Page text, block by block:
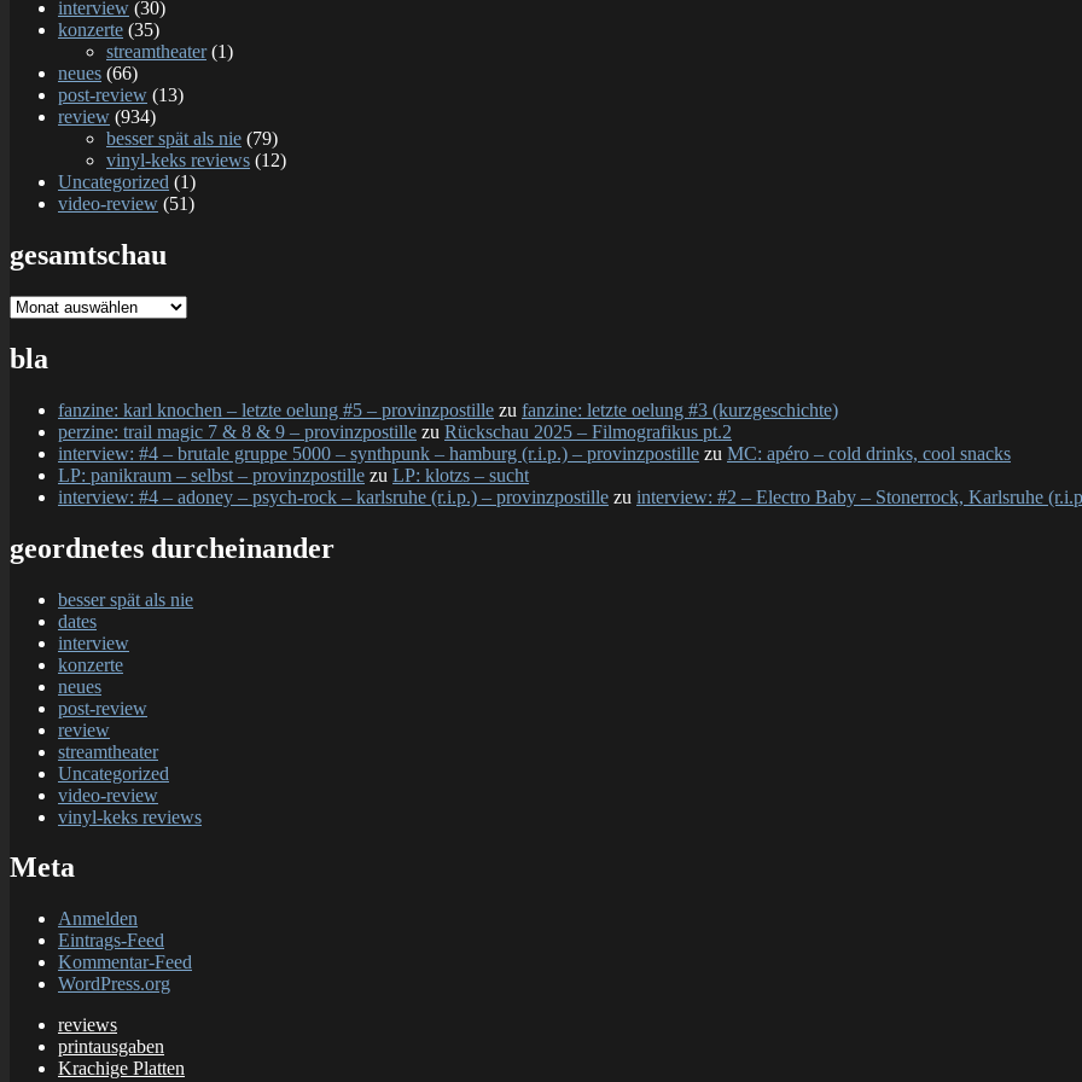
interview (30)
konzerte (35)
streamtheater(1)
neues (66)
post-review (13)
review (934)
besser spät als nie (79)
vinyl-keks reviews (12)
Uncategorized (1)
video-review (51)
gesamtschau
gesamtschau
bla
fanzine: karl knochen – letzte oelung #5 – provinzpostille zu fanzine: letzte oelung #3 (kurzgeschichte)
perzine: trail magic 7 & 8 & 9 – provinzpostille zu Rückschau 2025 – Filmografikus pt.2
interview: #4 – brutale gruppe 5000 – synthpunk – hamburg (r.i.p.) – provinzpostille zu MC: apéro – cold drinks, cool snacks
LP: panikraum – selbst – provinzpostille zu LP: klotzs – sucht
interview: #4 – adoney – psych-rock – karlsruhe (r.i.p.) – provinzpostille zu interview: #2 – Electro Baby – Stonerrock, Karlsruhe
geordnetes durcheinander
besser spät als nie
dates
interview
konzerte
neues
post-review
review
streamtheater
Uncategorized
video-review
vinyl-keks reviews
Meta
Anmelden
Eintrags-Feed
Kommentar-Feed
WordPress.org
reviews
printausgaben
Krachige Platten